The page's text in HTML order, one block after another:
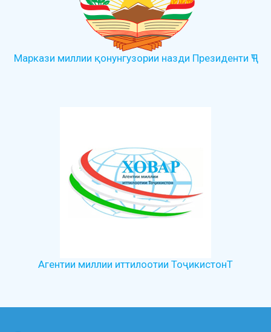
Маркази миллии қонунгузории назди Президенти ҶТ
Агентии миллии иттилоотии ТоҷикистонТ